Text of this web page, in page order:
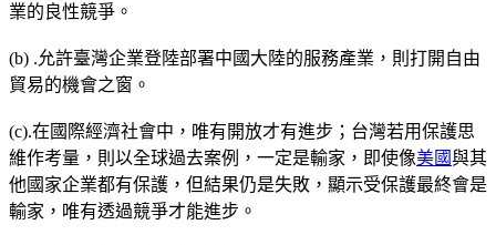
業的良性競爭。
(b) .允許臺灣企業登陸部署中國大陸的服務產業，則打開自由
貿易的機會之窗。
(c).在國際經濟社會中，唯有開放才有進步；台灣若用保護思
維作考量，則以全球過去案例，一定是輸家，即使像美國與其
他國家企業都有保護，但結果仍是失敗，顯示受保護最終會是
輸家，唯有透過競爭才能進步。